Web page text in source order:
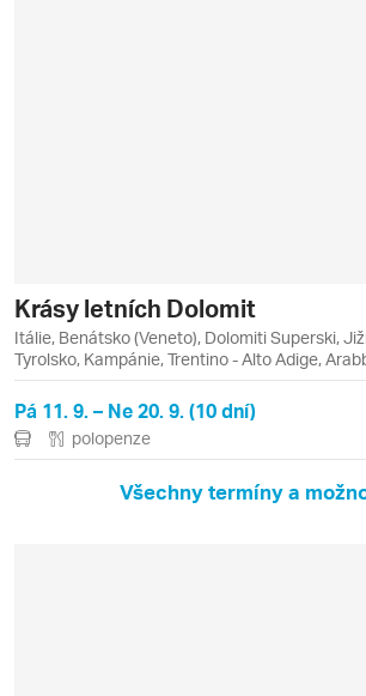
Krásy letních Dolomit
Itálie, Benátsko (Veneto), Dolomiti Superski,
Tyrolsko, Kampánie, Trentino - Alto Adige,
Marmolada, Campitello di Fassa, Cavalese,
d'Ampezzo, Lago, Misurina, Passo Falzarego,
Sella, Sella Ronda, Val di Fassa e Carezza, Val di
Fiemme / Obereggen
Pá 11. 9. – Ne 20. 9. (10 dní)
polopenze
Všechny termíny a